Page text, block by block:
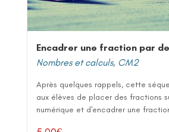
Nombres et calculs, CM2
Après quelques rappels, cette
aux élèves de placer des fractions
numérique et d'encadrer une